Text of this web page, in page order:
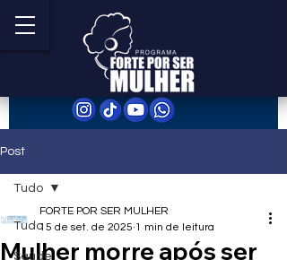
Post
Tudo
Saúde
Tudo
Mulher morre após ser
FORTE POR SER MULHER
15 de set. de 2025 1 min de leitura